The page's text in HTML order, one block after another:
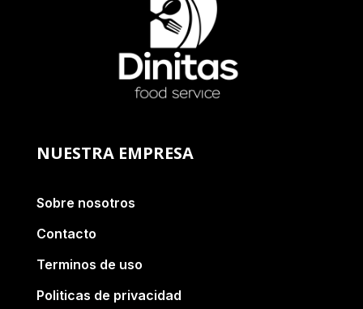
NUESTRA EMPRESA
Sobre nosotros
Contacto
Terminos de uso
Politicas de privacidad